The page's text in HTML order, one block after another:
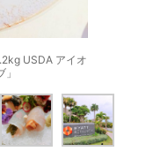
USDA アイオ